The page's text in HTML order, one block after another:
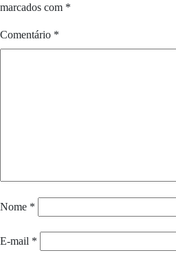
marcados com *
Comentário *
Nome *
E-mail *